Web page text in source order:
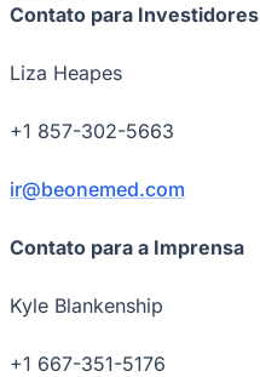
Contato para Investidores
Liza Heapes
+1 857-302-5663
ir@beonemed.com
Contato para a Imprensa
Kyle Blankenship
+1 667-351-5176